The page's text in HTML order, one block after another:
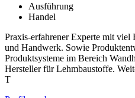
Ausführung
Handel
Praxis-erfahrener Experte mit viel
und Handwerk. Sowie
Produktsysteme im Bereich
Hersteller für Lehmbaustoffe.
T